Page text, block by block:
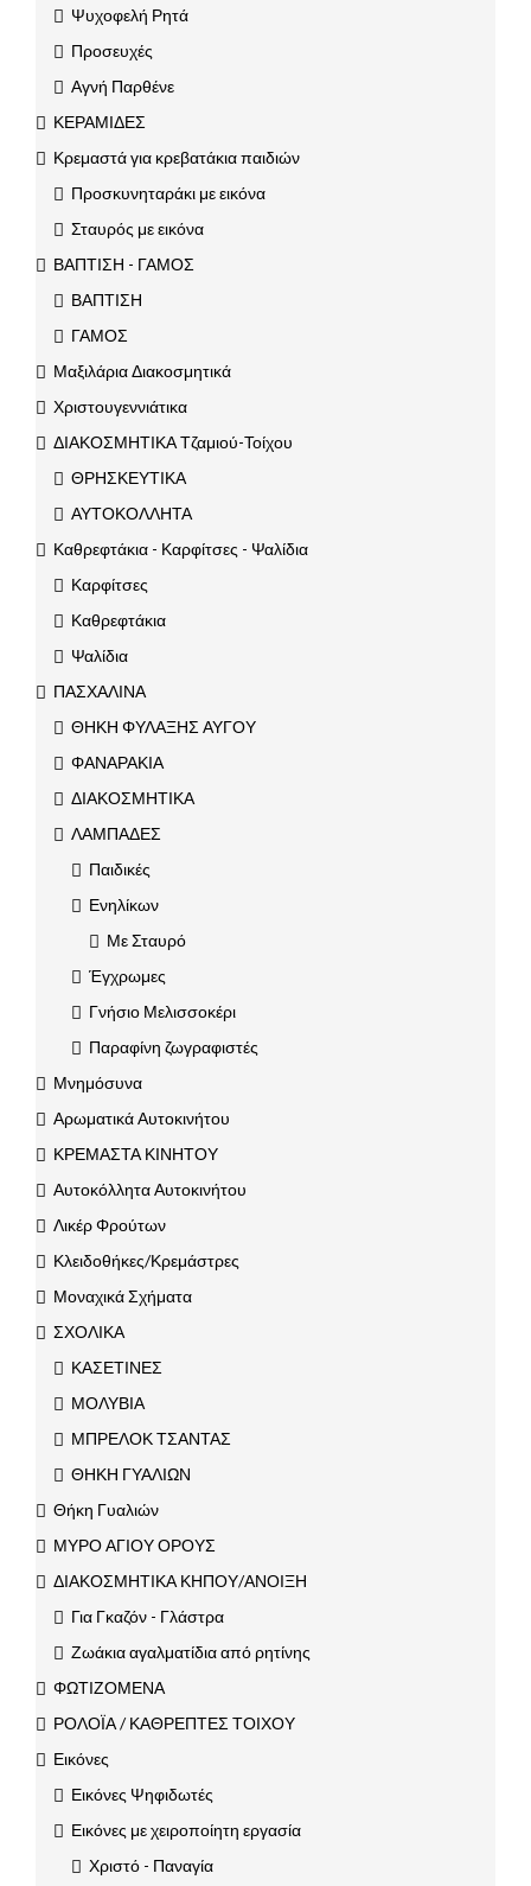
Ψυχοφελή Ρητά
Προσευχές
Αγνή Παρθένε
ΚΕΡΑΜΙΔΕΣ
Κρεμαστά για κρεβατάκια παιδιών
Προσκυνηταράκι με εικόνα
Σταυρός με εικόνα
ΒΑΠΤΙΣΗ - ΓΑΜΟΣ
ΒΑΠΤΙΣΗ
ΓΑΜΟΣ
Μαξιλάρια Διακοσμητικά
Χριστουγεννιάτικα
ΔΙΑΚΟΣΜΗΤΙΚΑ Τζαμιού-Τοίχου
ΘΡΗΣΚΕΥΤΙΚΑ
ΑΥΤΟΚΟΛΛΗΤΑ
Καθρεφτάκια - Καρφίτσες - Ψαλίδια
Καρφίτσες
Καθρεφτάκια
Ψαλίδια
ΠΑΣΧΑΛΙΝΑ
ΘΗΚΗ ΦΥΛΑΞΗΣ ΑΥΓΟΥ
ΦΑΝΑΡΑΚΙΑ
ΔΙΑΚΟΣΜΗΤΙΚΑ
ΛΑΜΠΑΔΕΣ
Παιδικές
Ενηλίκων
Με Σταυρό
Έγχρωμες
Γνήσιο Μελισσοκέρι
Παραφίνη ζωγραφιστές
Μνημόσυνα
Αρωματικά Αυτοκινήτου
ΚΡΕΜΑΣΤΑ ΚΙΝΗΤΟΥ
Αυτοκόλλητα Αυτοκινήτου
Λικέρ Φρούτων
Κλειδοθήκες/Κρεμάστρες
Μοναχικά Σχήματα
ΣΧΟΛΙΚΑ
ΚΑΣΕΤΙΝΕΣ
ΜΟΛΥΒΙΑ
ΜΠΡΕΛΟΚ ΤΣΑΝΤΑΣ
ΘΗΚΗ ΓΥΑΛΙΩΝ
Θήκη Γυαλιών
ΜΥΡΟ ΑΓΙΟΥ ΟΡΟΥΣ
ΔΙΑΚΟΣΜΗΤΙΚΑ ΚΗΠΟΥ/ΑΝΟΙΞΗ
Για Γκαζόν - Γλάστρα
Ζωάκια αγαλματίδια από ρητίνης
ΦΩΤΙΖΟΜΕΝΑ
ΡΟΛΟΪΑ / ΚΑΘΡΕΠΤΕΣ ΤΟΙΧΟΥ
Εικόνες
Εικόνες Ψηφιδωτές
Εικόνες με χειροποίητη εργασία
Χριστό - Παναγία